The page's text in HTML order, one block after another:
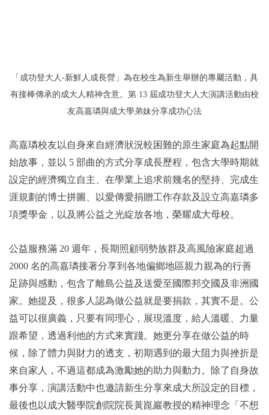
「成功登大人-新鮮人成長營」為在校生為新生舉辦的專屬活動，具
有接棒傳承的成大人精神含意。第 13 屆成功登大人大演講活動由校
友高嘉璘與成大學弟妹分享成功心法
高嘉璘校友以自身來自經濟狀況較困難的原生家庭為起點開
始故事，並以 5 部曲的方式分享成長歷程，包含大學時期就
設定的經濟獨立自主、在學業上追求前幾名的堅持、完成生
涯規劃的博士拼圖、以愛傳愛捐贈工作存款及設立高嘉璘多
項獎學金，以及將公益之光綻放各地，榮耀成大母校。
公益服務滿 20 週年，長期照顧弱勢族群及高風險家庭超過
2000 名的高嘉璘接著分享到各地偏鄉地區親力親為的行善
足跡與感動，包含了離島公益及送愛至國際邦交國及非洲國
家。她提及，很多人認為做公益就是要捐款，其實不是。公
益可以很廣義，只要有同理心，展現溫度，給人溫暖、力量
跟希望，透過利他的方式來實踐。她更分享在做公益的時
候，除了體力與財力的透支，初期遇到的最大阻力與挫折是
來自家人，不過這都成為激勵她的助力與動力。除了自身故
事分享，演講活動中也邀請新生分享來成大所設定的目標，
最後也以成大醫學院創院院長黃崑巖教授的精神理念「不想